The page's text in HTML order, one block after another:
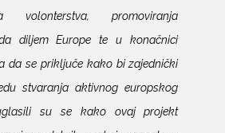
volonterstva, promoviranja
diljem Europe te u konačnici
da se priključe kako bi zajednički
stvaranja aktivnog europskog
su se kako ovaj projekt